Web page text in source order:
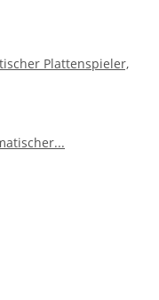
Plattenspieler,